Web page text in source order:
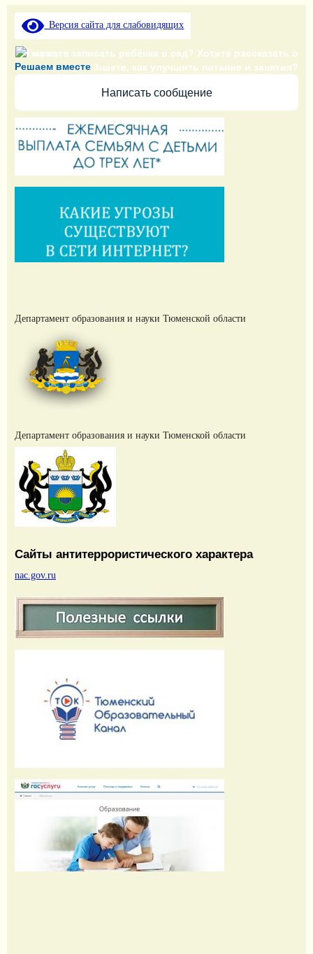
Версия сайта для слабовидящих
Решаем вместе
Не можете записать ребёнка в сад? Хотите рассказать о
воспитателях? Знаете, как улучшить питание и занятия?
Написать сообщение
Департамент образования и науки Тюменской области
Департамент образования и науки Тюменской области
Сайты антитеррористического характера
nac.gov.ru